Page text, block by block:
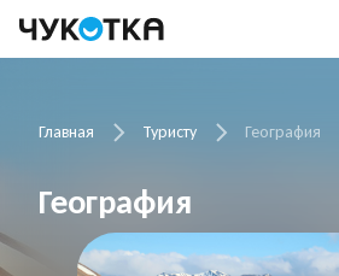
Главная Туристу География
География